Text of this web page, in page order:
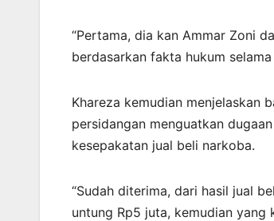
“Pertama, dia kan Ammar Zoni
berdasarkan fakta hukum
Khareza kemudian menjelaskan
persidangan menguatkan
kesepakatan jual beli narkoba.
“Sudah diterima, dari hasil jual
untung Rp5 juta, kemudian yang